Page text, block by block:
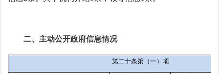
二、主动公开政府信息情况
第二十条第（一）项